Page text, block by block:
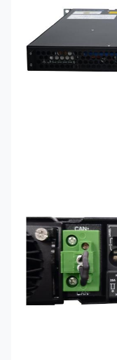
Ausgangsstabilität
Betriebsumgebung